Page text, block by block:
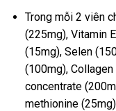
Trong mỗi 2 viên
(225mg), Vitamin
(15mg), Selen
(100mg),
concentrate
methionine